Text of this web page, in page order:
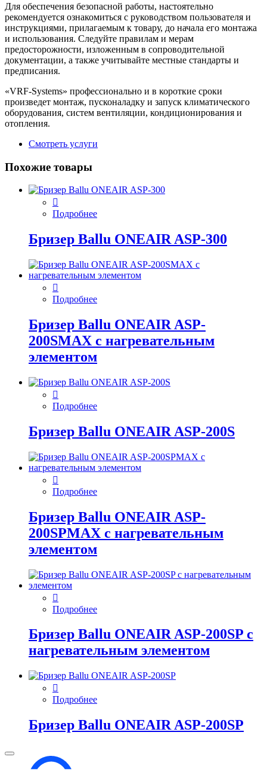
Для обеспечения безопасной работы, настоятельно
рекомендуется ознакомиться с руководством пользователя и
инструкциями, прилагаемым к товару, до начала его монтажа
и использования. Следуйте правилам и мерам
предосторожности, изложенным в сопроводительной
документации, а также учитывайте местные стандарты и
предписания.
«VRF-Systems» профессионально и в короткие сроки
произведет монтаж, пусконаладку и запуск климатического
оборудования, систем вентиляции, кондиционирования и
отопления.
Смотреть услуги
Похожие товары
Подробнее
Бризер Ballu ONEAIR ASP-300
Подробнее
Бризер Ballu ONEAIR ASP-
200SMAX с нагревательным
элементом
Подробнее
Бризер Ballu ONEAIR ASP-200S
Подробнее
Бризер Ballu ONEAIR ASP-
200SPMAX с нагревательным
элементом
Подробнее
Бризер Ballu ONEAIR ASP-200SP с
нагревательным элементом
Подробнее
Бризер Ballu ONEAIR ASP-200SP